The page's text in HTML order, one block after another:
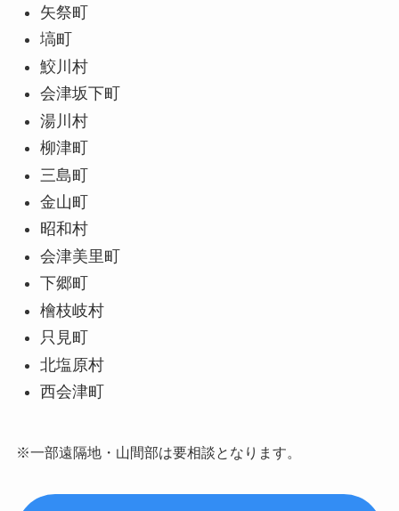
矢祭町
塙町
鮫川村
会津坂下町
湯川村
柳津町
三島町
金山町
昭和村
会津美里町
下郷町
檜枝岐村
只見町
北塩原村
西会津町
※一部遠隔地・山間部は要相談となります。